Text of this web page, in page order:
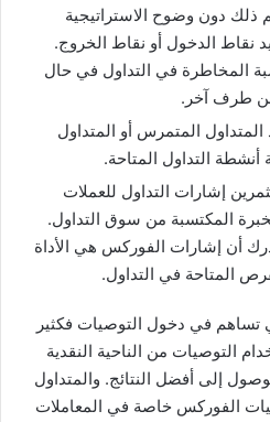
ذلك دون وضوح الاستراتيجية
نقاط الدخول أو نقاط الخروج.
المخاطرة في التداول في حال
من طرف آخر.
المتمرس أو المتداول
التداول المتاحة.
إشارات التداول للعملات
المكتسبة من سوق التداول.
أن إشارات الفوركس هي الأداة
المتاحة في التداول.
تساهم في دخول التوصيات فكثير
التوصيات من الناحية النقدية
إلى أفضل النتائج. والمتداول
الفوركس خاصة في المعاملات